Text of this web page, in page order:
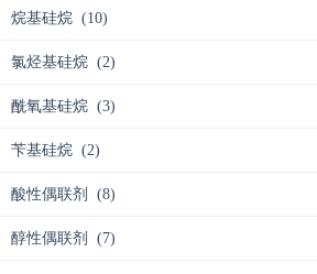
烷基硅烷 (10)
氯烃基硅烷 (2)
酰氧基硅烷 (3)
苄基硅烷 (2)
酸性偶联剂 (8)
醇性偶联剂 (7)